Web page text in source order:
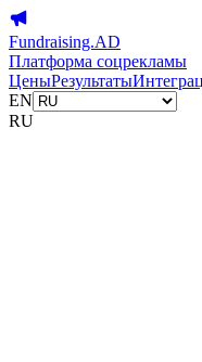
Fundraising.AD
Платформа соцрекламы
ЦеныРезультаты
EN
RU